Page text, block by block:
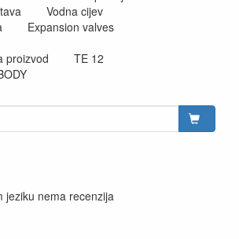
Vodna cijev
Expansion valves
proizvod TE 12
jeziku nema recenzija